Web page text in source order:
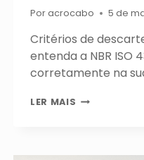
Poracrocabo 5 de
Critérios de
entenda a NBR ISO
corretamente na
LER MAIS O